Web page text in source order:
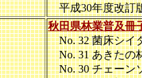
平成30年度改訂
秋田県林業普及冊
No. 32 菌床シイ
No. 31 あきたの
No. 30 チェーン